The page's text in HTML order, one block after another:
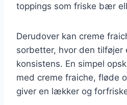
toppings som friske bær
Derudover kan creme
sorbetter, hvor den tilføjer
konsistens. En simpel
med creme fraiche, fløde
giver en lækker og